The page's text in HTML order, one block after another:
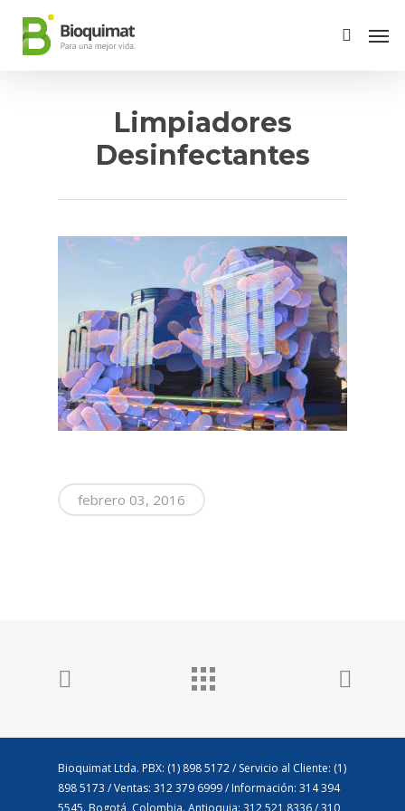
Limpiadores
Desinfectantes
febrero 03, 2016
Bioquimat Ltda. PBX: (1) 898 5172 / Servicio al Cliente: (1)
898 5173 / Ventas: 312 379 6999 / Información: 314 394
5545. Bogotá, Colombia. Antioquia: 312 521 8336 / 310